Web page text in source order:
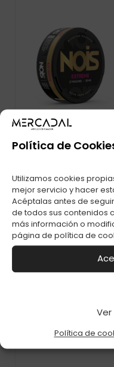
Política de
Utilizamos cookies
mejor servicio y hacer
Acéptalas antes de
de todos sus contenidos
más información o
página de política de
Política de
BOLSA DE NICOTINA
NOIS EXTREME
50MG
PABLO EXCLUSIVE
1